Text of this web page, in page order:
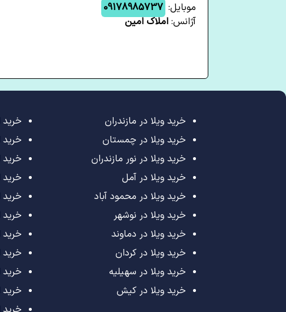
موبایل: 09178985737
آژانس: املاک امین
خرید ویلا در مازندران
خرید ویلا در چمستان
خرید ویلا در نور مازندران
خرید ویلا در آمل
خرید ویلا در محمود آباد
خرید ویلا در نوشهر
خرید ویلا در دماوند
خرید ویلا در کردان
خرید ویلا در سهیلیه
خرید ویلا در کیش
خرید
خرید
خرید
خرید
خرید